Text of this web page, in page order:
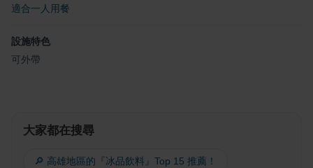
適合一人用餐
設施特色
可外帶
大家都在搜尋
🔎 高雄地區的『冰品飲料』Top 15 推薦！